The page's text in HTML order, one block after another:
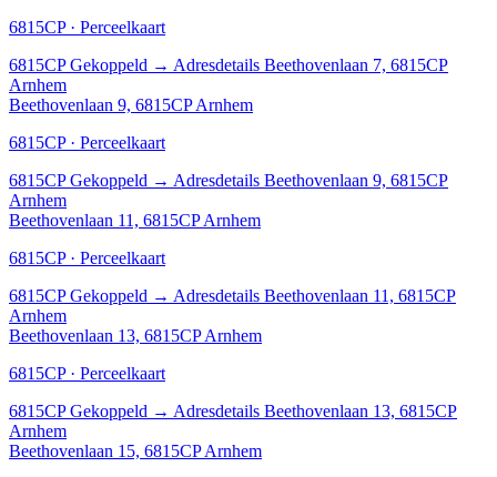
6815CP · Perceelkaart
6815CP Gekoppeld → Adresdetails Beethovenlaan 7, 6815CP
Arnhem
Beethovenlaan 9, 6815CP Arnhem
6815CP · Perceelkaart
6815CP Gekoppeld → Adresdetails Beethovenlaan 9, 6815CP
Arnhem
Beethovenlaan 11, 6815CP Arnhem
6815CP · Perceelkaart
6815CP Gekoppeld → Adresdetails Beethovenlaan 11, 6815CP
Arnhem
Beethovenlaan 13, 6815CP Arnhem
6815CP · Perceelkaart
6815CP Gekoppeld → Adresdetails Beethovenlaan 13, 6815CP
Arnhem
Beethovenlaan 15, 6815CP Arnhem